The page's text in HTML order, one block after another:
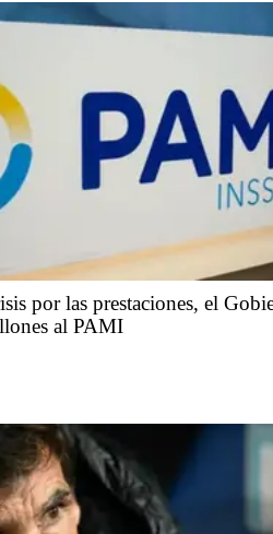
por las prestaciones, el
al PAMI